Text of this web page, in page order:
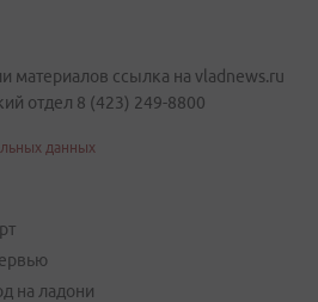
материалов ссылка на vladnews.ru
отдел 8 (423) 249-8800
данных
на ладони